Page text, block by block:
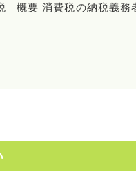
概要 消費税の納税義務